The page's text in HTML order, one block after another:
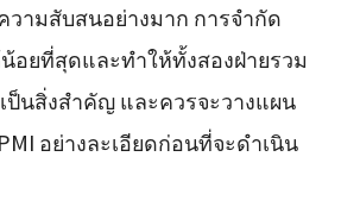
ามสับสนอย่างมาก การจำกัด
อยที่สุดและทำให้ทั้งสองฝ่ายรวม
ป็นสิ่งสำคัญ และควรจะวางแผน
อย่างละเอียดก่อนที่จะดำเนิน